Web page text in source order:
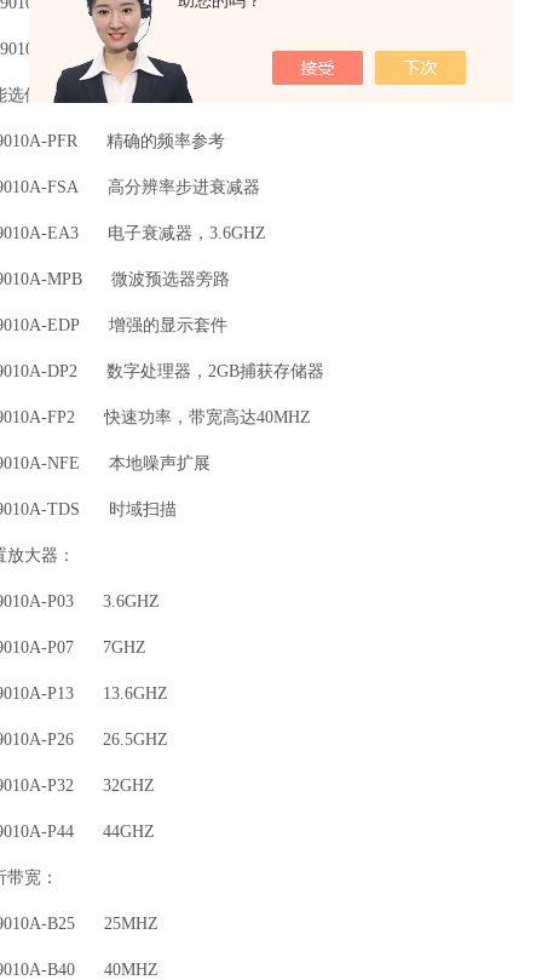
544 10HZ~44GHZ
选件：
PFR 精确的频率参考
FSA 高分辨率步进衰减器
EA3 电子衰减器，3.6GHZ
MPB 微波预选器旁路
EDP 增强的显示套件
DP2 数字处理器，2GB捕获存储器
FP2 快速功率，带宽高达40MHZ
NFE 本地噪声扩展
TDS 时域扫描
放大器：
P03 3.6GHZ
P07 7GHZ
P13 13.6GHZ
P26 26.5GHZ
P32 32GHZ
P44 44GHZ
带宽：
B25 25MHZ
B40 40MHZ